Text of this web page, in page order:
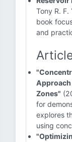
Tony R.
book
and
Zones"
for
explores
using